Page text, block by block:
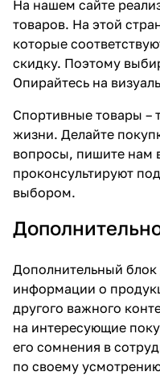
На нашем сайте
товаров. На этой
которые
скидку. Поэтому
Опирайтесь на
Спортивные товары –
жизни. Делайте
вопросы, пишите нам
проконсультируют
выбором.
Дополнительный
информации о
другого важного
на интересующие
его сомнения в
по своему